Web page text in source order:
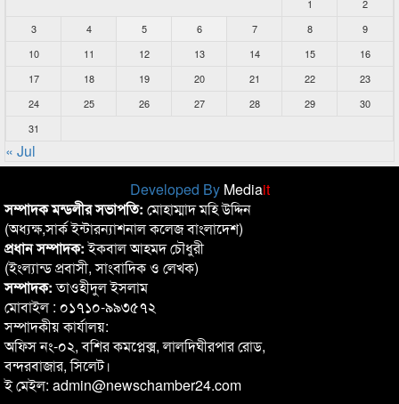
1
2
3
4 5 6 7 8
9
10
11 12 13 14 15
16
17
18 19 20 21 22
23
24
25 26 27 28 29
30
31
« Jul
Developed By Mediait
সম্পাদক মন্ডলীর সভাপতি: মোহাম্মাদ মহি উদ্দিন
(অধ্যক্ষ,সার্ক ইন্টারন্যাশনাল কলেজ বাংলাদেশ)
প্রধান সম্পাদক:ইকবাল আহমদ চৌধুরী
(ইংল্যান্ড প্রবাসী, সাংবাদিক ও লেখক)
সম্পাদক:তাওহীদুল ইসলাম
মোবাইল : ০১৭১০-৯৯৩৫৭২
সম্পাদকীয় কার্যালয়:
অফিস নং-০২, বশির কমপ্লেক্স, লালদিঘীরপার রোড,
বন্দরবাজার, সিলেট।
ই মেইল: admin@newschamber24.com